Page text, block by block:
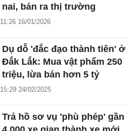
nai, bán ra thị trường
11:26 16/01/2026
Dụ dỗ 'đắc đạo thành tiên' ở
Đắk Lắk: Mua vật phẩm 250
triệu, lừa bán hơn 5 tỷ
15:29 24/02/2025
Trả hồ sơ vụ 'phù phép' gần